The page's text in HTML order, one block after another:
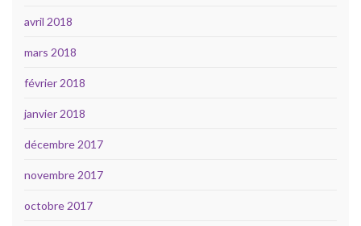
avril 2018
mars 2018
février 2018
janvier 2018
décembre 2017
novembre 2017
octobre 2017